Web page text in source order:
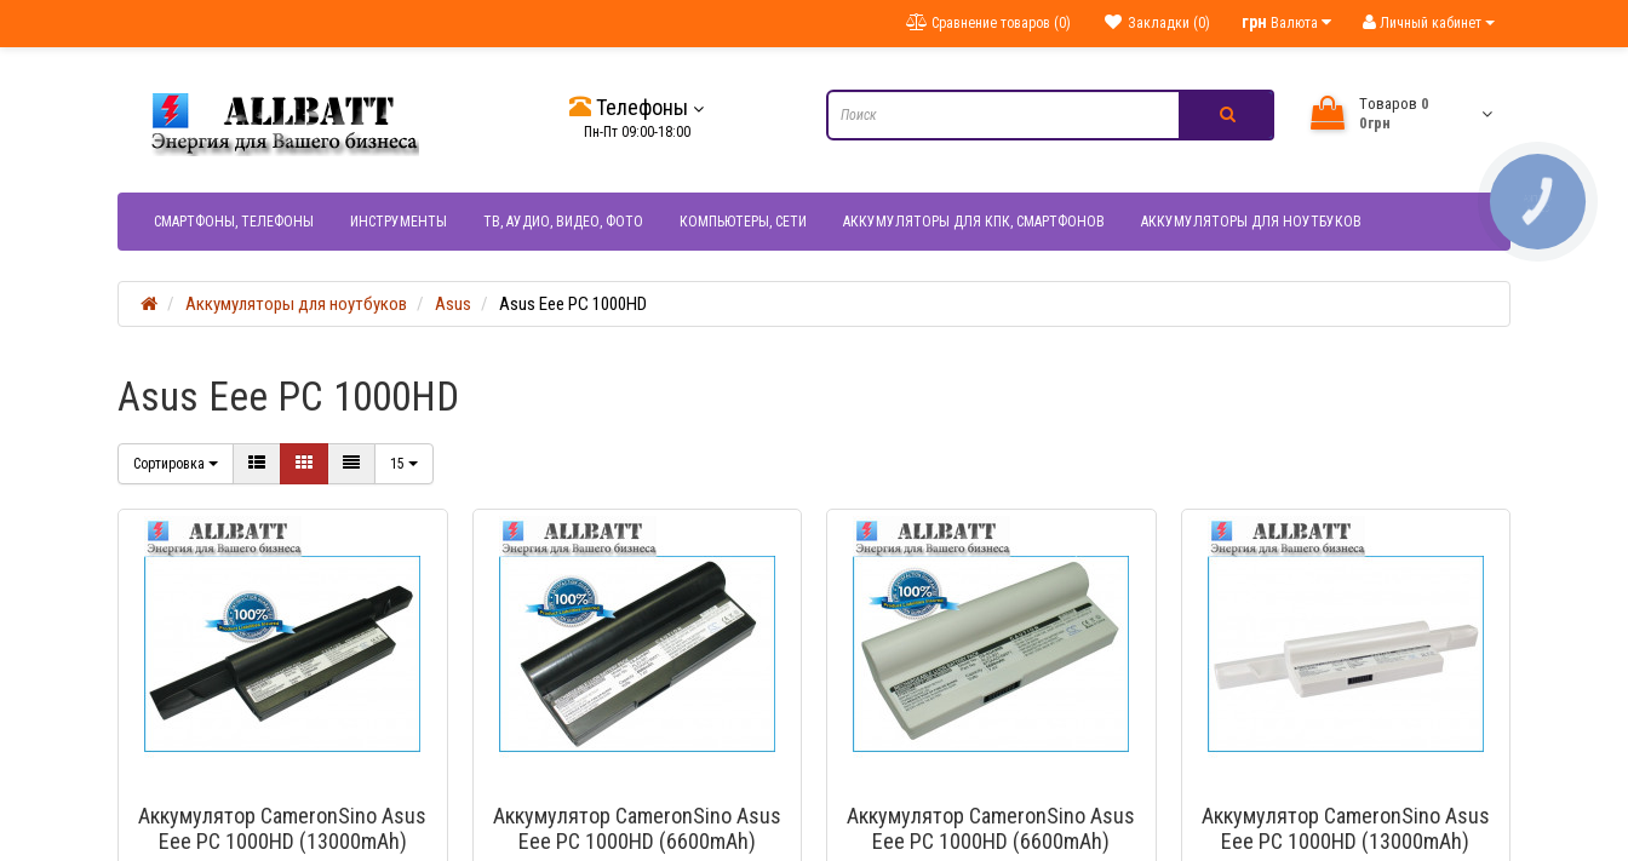
Личный кабинет
грн Валюта
Закладки (0)
Сравнение товаров (0)
Телефоны
Пн-Пт 09:00-18:00
Tоваров 0
0грн
СМАРТФОНЫ, ТЕЛЕФОНЫ ИНСТРУМЕНТЫ ТВ, АУДИО, ВИДЕО, ФОТО КОМПЬЮТЕРЫ, СЕТИ АККУМУЛЯТОРЫ ДЛЯ КПК, СМАРТФОНОВ АККУМУЛЯТОРЫ ДЛЯ НОУТБУКОВ
Аккумуляторы для ноутбуков Asus Asus Eee PC 1000HD
Asus Eee PC 1000HD
Сортировка 15
БЫСТРЫЙ ПРОСМОТР
Аккумулятор CameronSino Asus
Eee PC 1000HD (13000mAh)
БЫСТРЫЙ ПРОСМОТР
Аккумулятор CameronSino Asus
Eee PC 1000HD (6600mAh)
БЫСТРЫЙ ПРОСМОТР
Аккумулятор CameronSino Asus
Eee PC 1000HD (6600mAh)
Аккумулятор CameronSino Asus
Eee PC 1000HD (13000mAh)
КНОПКА
СВЯЗИ